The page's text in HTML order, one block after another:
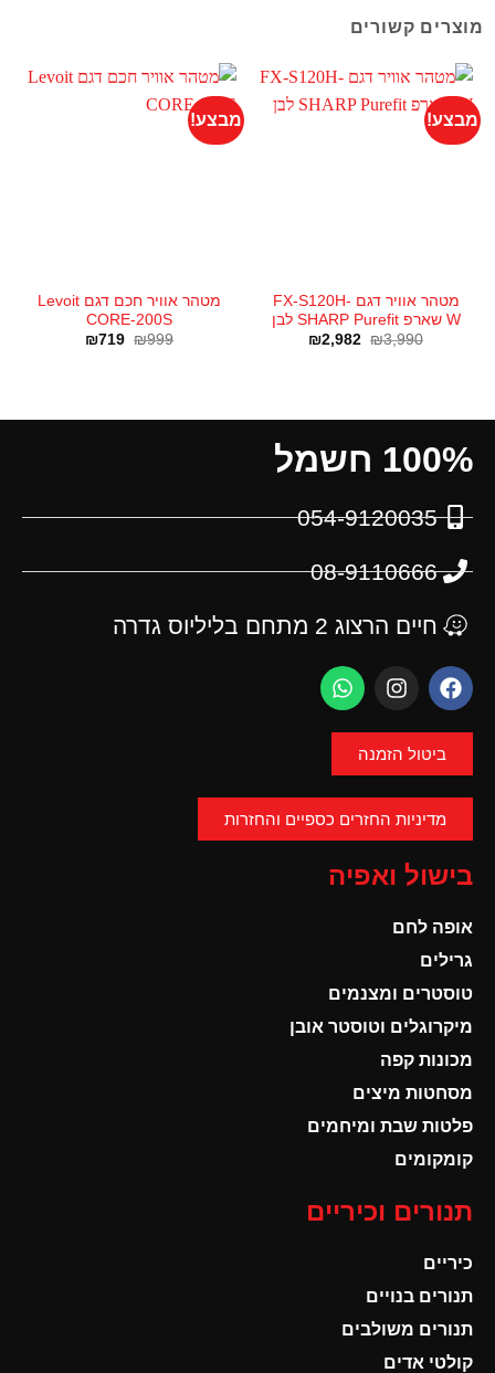
מוצרים קשורים
מבצע!
מטהר אוויר דגם FX-S120H-
W שארפ SHARP Purefit לבן
₪3,990
₪2,982
מבצע!
מטהר אוויר חכם דגם Levoit
CORE-200S
₪999
₪719
100% חשמל
054-9120035
08-9110666
חיים הרצוג 2 מתחם בליליוס גדרה
ביטול הזמנה
מדיניות החזרים כספיים והחזרות
בישול ואפיה
אופה לחם
גרילים
טוסטרים ומצנמים
מיקרוגלים וטוסטר אובן
מכונות קפה
מסחטות מיצים
פלטות שבת ומיחמים
קומקומים
תנורים וכיריים
כיריים
תנורים בנויים
תנורים משולבים
קולטי אדים